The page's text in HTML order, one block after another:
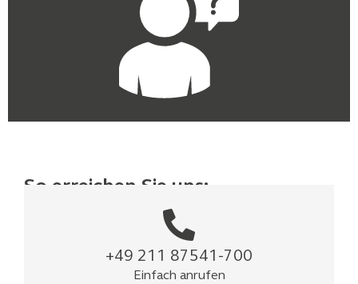
So erreichen Sie uns:
+49 211 87541-700
Einfach anrufen